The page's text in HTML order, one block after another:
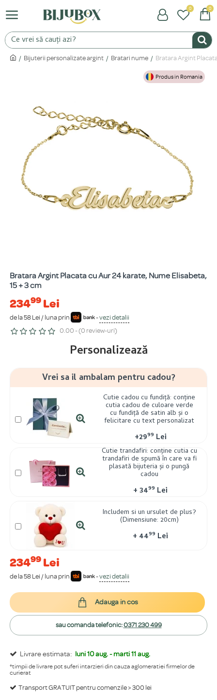
0 0
Bijuterii personalizate argint Bratari nume Bratara Argint
Produs in Romania
Bratara Argint Placata cu Aur 24 karate, Nume Elisabeta,
15 + 3 cm
23499 Lei
de la 58 Lei / luna prin -vezi detalii
0.00 - (0 review-uri)
Livrare estimata: luni 10 aug. - marti 11 aug.
*timpii de livrare pot suferi intarzieri din cauza aglomeratiei firmelor de
curierat
Transport GRATUIT pentru comenzile > 300 lei
23499 Lei
de la 58 Lei / luna prin -vezi detalii
Personalizează
Vrei sa il ambalam pentru cadou?
Cutie cadou cu fundiță: conține
cutia cadou de culoare verde
cu fundiță de satin alb și o
felicitare cu text personalizat
+2999 Lei
Cutie trandafiri: conține cutia cu
trandafiri de spumă în care va fi
plasată bijuteria și o pungă
cadou
+3499 Lei
Includem si un ursulet de plus?
(Dimensiune: 20cm)
+ 4499 Lei
Adauga in cos
sau comanda telefonic:0371 230 499